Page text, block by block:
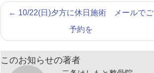
← 10/22(日)夕方に休日施術 メールでご
予約を
このお知らせの著者